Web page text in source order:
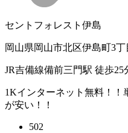
セントフォレスト伊島
岡山県岡山市北区伊島町3丁
JR吉備線備前三門駅 徒歩25
1Kインターネット無料！
が安い！！
502